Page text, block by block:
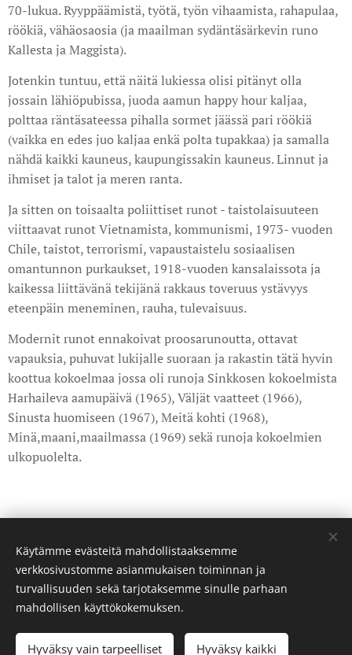
70-lukua. Ryyppäämistä, työtä, työn vihaamista, rahapulaa,
röökiä, vähäosaosia (ja maailman sydäntäsärkevin runo
Kallesta ja Maggista).
Jotenkin tuntuu, että näitä lukiessa olisi pitänyt olla
jossain lähiöpubissa, juoda aamun happy hour kaljaa,
polttaa räntäsateessa pihalla sormet jäässä pari röökiä
(vaikka en edes juo kaljaa enkä polta tupakkaa) ja samalla
nähdä kaikki kauneus, kaupungissakin kauneus. Linnut ja
ihmiset ja talot ja meren ranta.
Ja sitten on toisaalta poliittiset runot - taistolaisuuteen
viittaavat runot Vietnamista, kommunismi, 1973- vuoden
Chile, taistot, terrorismi, vapaustaistelu sosiaalisen
omantunnon purkaukset, 1918-vuoden kansalaissota ja
kaikessa liittävänä tekijänä rakkaus toveruus ystävyys
eteenpäin meneminen, rauha, tulevaisuus.
Modernit runot ennakoivat proosarunoutta, ottavat
vapauksia, puhuvat lukijalle suoraan ja rakastin tätä hyvin
koottua kokoelmaa jossa oli runoja Sinkkosen kokoelmista
Harhaileva aamupäivä (1965), Väljät vaatteet (1966),
Sinusta huomiseen (1967), Meitä kohti (1968),
Minä,maani,maailmassa (1969) sekä runoja kokoelmien
ulkopuolelta.
Share
©curatedbyanda. Kaikki oikeudet pidätetään.
Käytämme evästeitä mahdollistaaksemme
verkkosivustomme asianmukaisen toiminnan ja
turvallisuuden sekä tarjotaksemme sinulle parhaan
mahdollisen käyttökokemuksen.
Hyväksy vain tarpeelliset Hyväksy kaikki